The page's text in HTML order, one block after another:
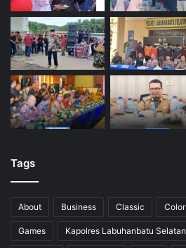
Tags
About Business Classic Color
Games Kapolres Labuhanbatu Selatan